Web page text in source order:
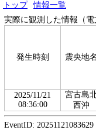
トップ
情報一覧
実際に観測した情報（電
発生時刻 震央地名
2025/11/21
08:36:00
宮古島
西沖
EventID: 20251121083629